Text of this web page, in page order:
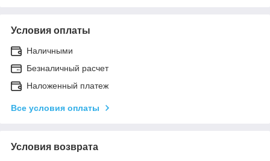
Условия оплаты
Наличными
Безналичный расчет
Наложенный платеж
Все условия оплаты
Условия возврата